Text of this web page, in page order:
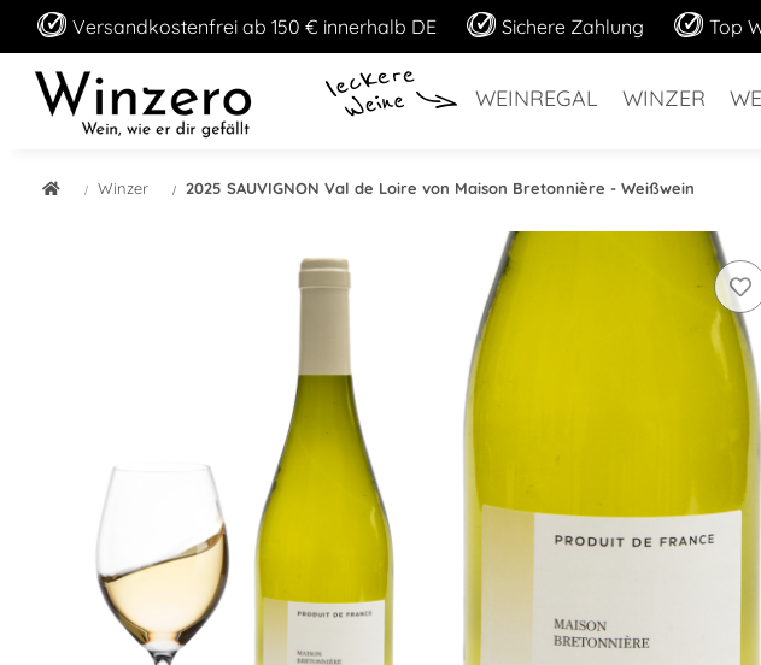
Versandkostenfrei ab 150 € innerhalb DE Sichere Zahlung Top
WEINREGAL WINZER
Winzer 2025 SAUVIGNON Val de Loire von Maison Bretonnière - Weißwein